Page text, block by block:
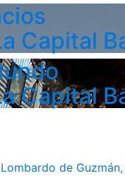
Capital
Capital
de